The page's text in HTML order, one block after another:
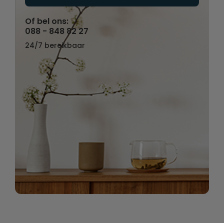
Of bel ons:
088 - 848 82 27
24/7 bereikbaar